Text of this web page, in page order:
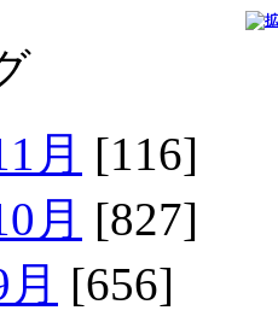
月 [116]
月 [827]
[656]